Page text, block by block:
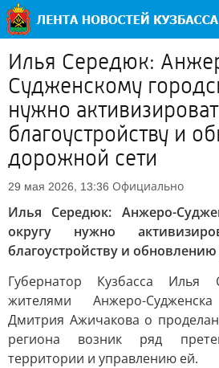
Илья Середюк:
Судженскому
нужно
благоустройству и
дорожной сети
29 мая 2026, 13:36 Официально
Илья Середюк: Анжеро-
округу нужно
благоустройству и
Губернатор Кузбасса
жителями Анжеро-
Дмитрия Ажичакова о
региона возник ряд
территории и управлению ей.